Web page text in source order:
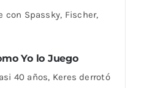
Spassky, Fischer,
Yo lo Juego
40 años, Keres derrotó